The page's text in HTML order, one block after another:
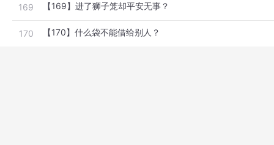
169 【169】进了狮子笼却平安无事？
170 【170】什么袋不能借给别人？